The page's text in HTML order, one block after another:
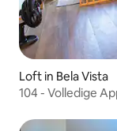
Loft in Bela Vista
104 - Volledige